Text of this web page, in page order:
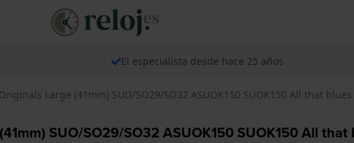
El especialista desde hace 25 años
Large (41mm) SUO/SO29/SO32 ASUOK150 SUOK150 All that blues
SUO/SO29/SO32 ASUOK150 SUOK150 All that